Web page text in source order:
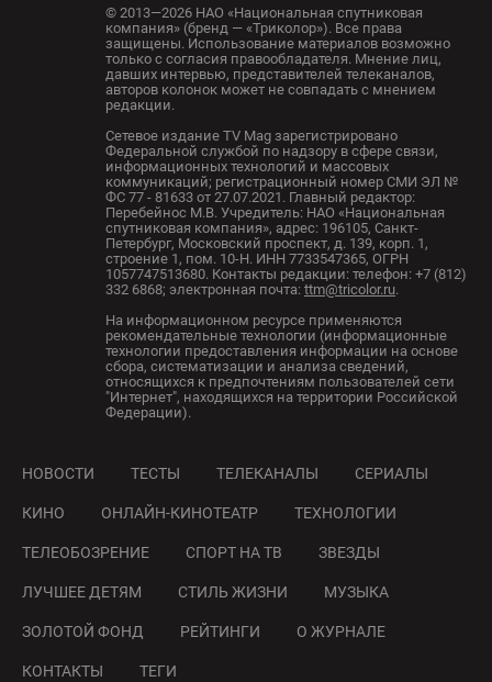
© 2013—2026 НАО «Национальная спутниковая
компания» (бренд — «Триколор»). Все права
защищены. Использование материалов возможно
только с согласия правообладателя. Мнение лиц,
давших интервью, представителей телеканалов,
авторов колонок может не совпадать с мнением
редакции.
Сетевое издание TV Mag зарегистрировано
Федеральной службой по надзору в сфере связи,
информационных технологий и массовых
коммуникаций; регистрационный номер СМИ ЭЛ №
ФС 77 - 81633 от 27.07.2021. Главный редактор:
Перебейнос М.В. Учредитель: НАО «Национальная
спутниковая компания», адрес: 196105, Санкт-
Петербург, Московский проспект, д. 139, корп. 1,
строение 1, пом. 10-Н. ИНН 7733547365, ОГРН
1057747513680. Контакты редакции: телефон: +7 (812)
332 6868; электронная почта: ttm@tricolor.ru.
На информационном ресурсе применяются
рекомендательные технологии (информационные
технологии предоставления информации на основе
сбора, систематизации и анализа сведений,
относящихся к предпочтениям пользователей сети
"Интернет", находящихся на территории Российской
Федерации).
НОВОСТИ ТЕСТЫ ТЕЛЕКАНАЛЫ СЕРИАЛЫ
КИНО ОНЛАЙН-КИНОТЕАТР ТЕХНОЛОГИИ
ТЕЛЕОБОЗРЕНИЕ СПОРТ НА ТВ ЗВЕЗДЫ
ЛУЧШЕЕ ДЕТЯМ СТИЛЬ ЖИЗНИ МУЗЫКА
ЗОЛОТОЙ ФОНД РЕЙТИНГИ О ЖУРНАЛЕ
КОНТАКТЫ ТЕГИ